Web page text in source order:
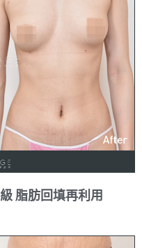
脂肪回填再利用